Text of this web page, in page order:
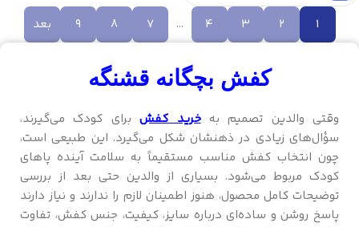
1
2
3
4
…
7
8
9 بعد
کفش بچگانه قشنگه
وقتی والدین تصمیم به خرید کفشبرای کودک می‌گیرند،
سؤال‌های زیادی در ذهنشان شکل می‌گیرد. این طبیعی است،
چون انتخاب کفش مناسب مستقیماً به سلامت آینده پاهای
کودک مربوط می‌شود. بسیاری از والدین حتی بعد از بررسی
توضیحات کامل محصول، هنوز اطمینان لازم را ندارند و نیاز دارند
پاسخ روشن و ساده‌ای درباره سایز، کیفیت، جنس کفش، تفاوت